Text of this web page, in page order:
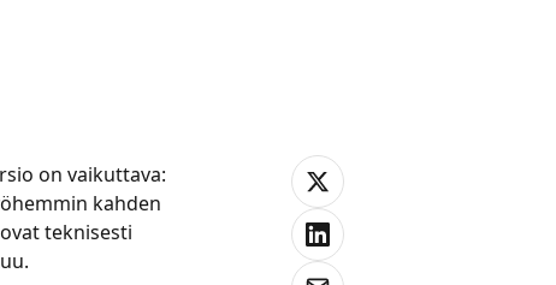
on vaikuttava:
kahden
teknisesti